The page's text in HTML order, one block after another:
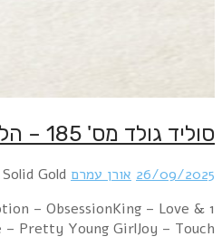
Order –
PrideFalco – Rock Me